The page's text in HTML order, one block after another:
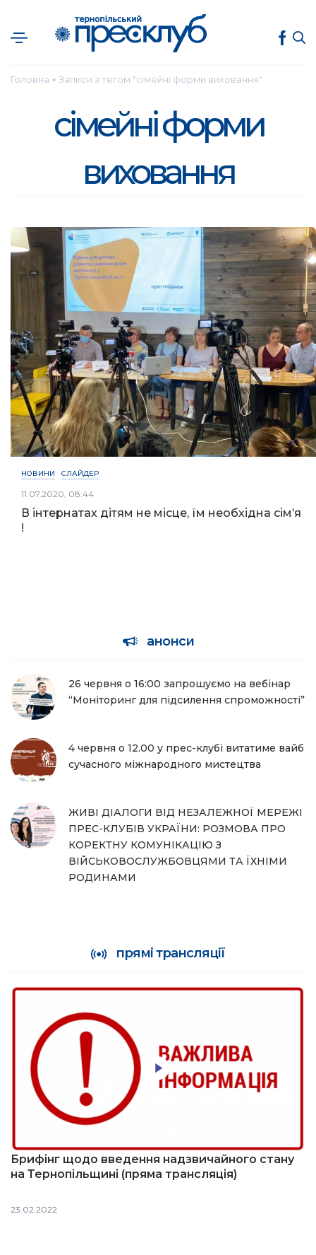
Головна ● Записи з тегом "сімейні форми виховання"
сімейні форми
виховання
НОВИНИ СЛАЙДЕР
11.07.2020, 08:44
В інтернатах дітям не місце, їм необхідна сім’я
!
анонси
26 червня о 16:00 запрошуємо на вебінар
“Моніторинг для підсилення спроможності”
4 червня о 12.00 у прес-клубі витатиме вайб
сучасного міжнародного мистецтва
ЖИВІ ДІАЛОГИ ВІД НЕЗАЛЕЖНОЇ МЕРЕЖІ
ПРЕС-КЛУБІВ УКРАЇНИ: РОЗМОВА ПРО
КОРЕКТНУ КОМУНІКАЦІЮ З
ВІЙСЬКОВОСЛУЖБОВЦЯМИ ТА ЇХНІМИ
РОДИНАМИ
прямі трансляції
Брифінг щодо введення надзвичайного стану
на Тернопільщині (пряма трансляція)
23.02.2022